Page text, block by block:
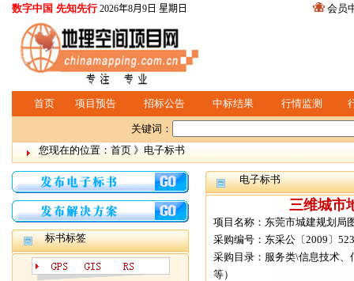
数字中国 先知先行 2026年8月9日 星期日 会员
首页 项目预告 招标公告 中标结果 行情监测
关键词：
您现在的位置：首页 》电子标书
标书标签
电子标书
三维城市
项目名称：东莞市城建规划局
采购编号：东采公〔2009〕
采购目录：服务类\信息技术
等）